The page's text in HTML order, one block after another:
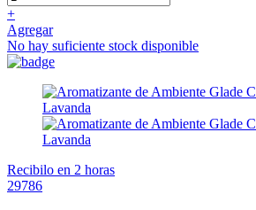
+
Agregar
No hay suficiente stock disponible
Recibilo en 2 horas
29786